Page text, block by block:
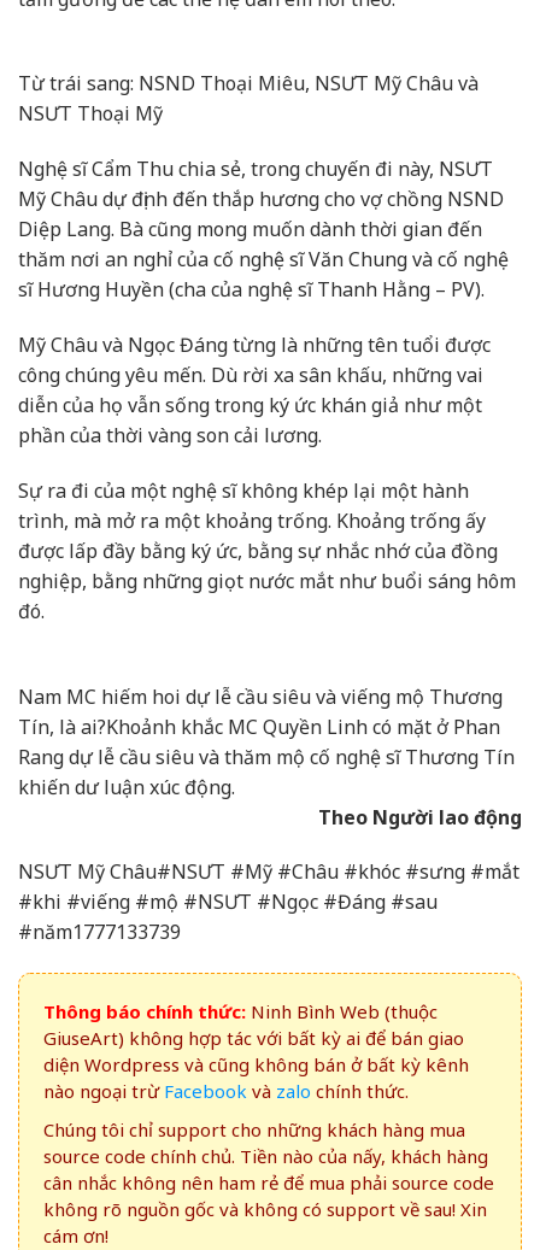
Từ trái sang: NSND Thoại Miêu, NSƯT Mỹ Châu và
NSƯT Thoại Mỹ
Nghệ sĩ Cẩm Thu chia sẻ, trong chuyến đi này, NSƯT
Mỹ Châu dự định đến thắp hương cho vợ chồng NSND
Diệp Lang. Bà cũng mong muốn dành thời gian đến
thăm nơi an nghỉ của cố nghệ sĩ Văn Chung và cố nghệ
sĩ Hương Huyền (cha của nghệ sĩ Thanh Hằng – PV).
Mỹ Châu và Ngọc Đáng từng là những tên tuổi được
công chúng yêu mến. Dù rời xa sân khấu, những vai
diễn của họ vẫn sống trong ký ức khán giả như một
phần của thời vàng son cải lương.
Sự ra đi của một nghệ sĩ không khép lại một hành
trình, mà mở ra một khoảng trống. Khoảng trống ấy
được lấp đầy bằng ký ức, bằng sự nhắc nhớ của đồng
nghiệp, bằng những giọt nước mắt như buổi sáng hôm
đó.
Nam MC hiếm hoi dự lễ cầu siêu và viếng mộ Thương
Tín, là ai?Khoảnh khắc MC Quyền Linh có mặt ở Phan
Rang dự lễ cầu siêu và thăm mộ cố nghệ sĩ Thương Tín
khiến dư luận xúc động.
Theo Người lao động
NSƯT Mỹ Châu#NSƯT #Mỹ #Châu #khóc #sưng #mắt
#khi #viếng #mộ #NSƯT #Ngọc #Đáng #sau
#năm1777133739
Thông báo chính thức: Ninh Bình Web (thuộc
GiuseArt) không hợp tác với bất kỳ ai để bán giao
diện Wordpress và cũng không bán ở bất kỳ kênh
nào ngoại trừ Facebook và zalo chính thức.
Chúng tôi chỉ support cho những khách hàng mua
source code chính chủ. Tiền nào của nấy, khách hàng
cân nhắc không nên ham rẻ để mua phải source code
không rõ nguồn gốc và không có support về sau! Xin
cám ơn!